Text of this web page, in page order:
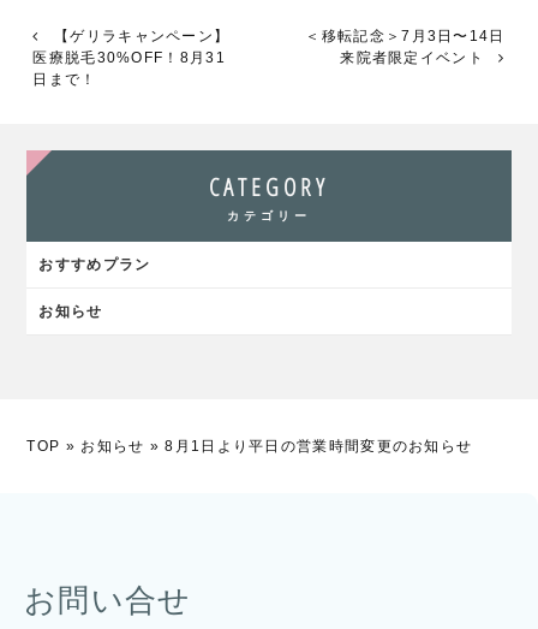
【ゲリラキャンペーン】
医療脱毛30%OFF！8月31
日まで！
＜移転記念＞7月3日〜14日
来院者限定イベント
CATEGORY
カテゴリー
おすすめプラン
お知らせ
TOP » お知らせ »8月1日より平日の営業時間変更のお知らせ
お問い合せ